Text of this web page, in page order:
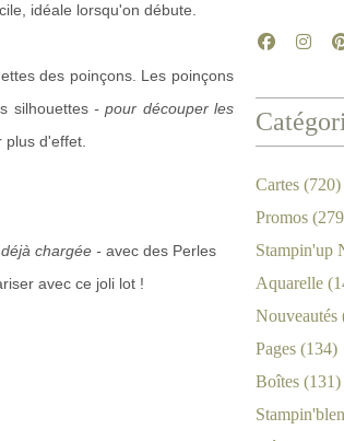
idéale lorsqu'on débute.
des poinçons. Les poinçons
silhouettes - pour découper les
d'effet.
chargée - avec des Perles
avec ce joli lot !
Cartes (720)
Promos
Stampin'up
Aquarelle
Nouveautés
Pages (134)
Boîtes (131)